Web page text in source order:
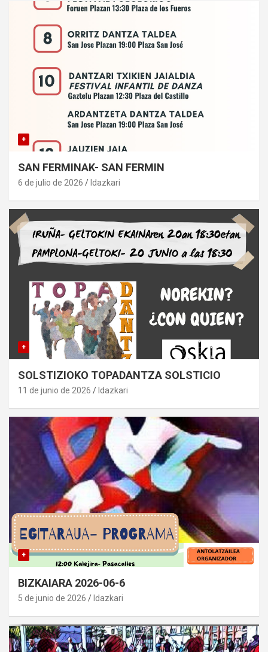
+
SAN FERMINAK- SAN FERMIN
6 de julio de 2026 Idazkari
+
SOLSTIZIOKO TOPADANTZA SOLSTICIO
11 de junio de 2026 Idazkari
+
BIZKAIARA 2026-06-6
5 de junio de 2026 Idazkari